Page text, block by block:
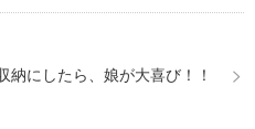
納にしたら、娘が大喜び！！